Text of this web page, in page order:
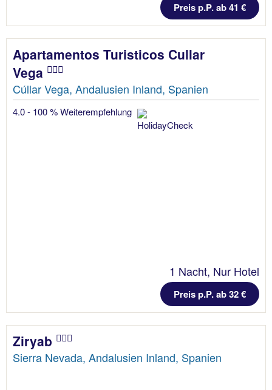
Preis p.P. ab 41 €
Apartamentos Turisticos Cullar
Vega
Cúllar Vega, Andalusien Inland, Spanien
4.0 - 100 % Weiterempfehlung
1 Nacht, Nur Hotel
Preis p.P. ab 32 €
Ziryab
Sierra Nevada, Andalusien Inland, Spanien